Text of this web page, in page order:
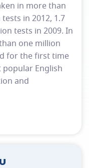
in more than
in 2012, 1.7
tests in 2009. In
one million
for the first time
popular English
and